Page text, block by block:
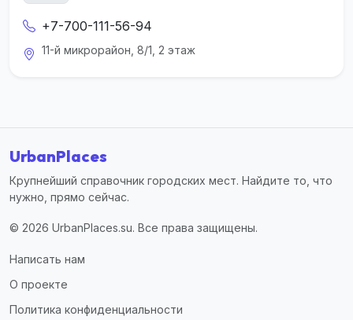
+7-700-111-56-94
11-й микрорайон, 8/1, 2 этаж
UrbanPlaces
Крупнейший справочник городских мест. Найдите то, что
нужно, прямо сейчас.
© 2026 UrbanPlaces.su. Все права защищены.
Написать нам
О проекте
Политика конфиденциальности